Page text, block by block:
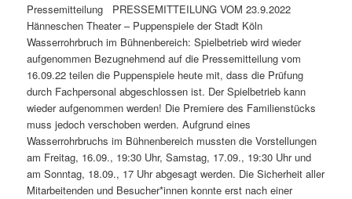
Pressemitteilung PRESSEMITTEILUNG VOM 23.9.2022
Hänneschen Theater – Puppenspiele der Stadt Köln
Wasserrohrbruch im Bühnenbereich: Spielbetrieb wird wieder
aufgenommen Bezugnehmend auf die Pressemitteilung vom
16.09.22 teilen die Puppenspiele heute mit, dass die Prüfung
durch Fachpersonal abgeschlossen ist. Der Spielbetrieb kann
wieder aufgenommen werden! Die Premiere des Familienstücks
muss jedoch verschoben werden. Aufgrund eines
Wasserrohrbruchs im Bühnenbereich mussten die Vorstellungen
am Freitag, 16.09., 19:30 Uhr, Samstag, 17.09., 19:30 Uhr und
am Sonntag, 18.09., 17 Uhr abgesagt werden. Die Sicherheit aller
Mitarbeitenden und Besucher*innen konnte erst nach einer